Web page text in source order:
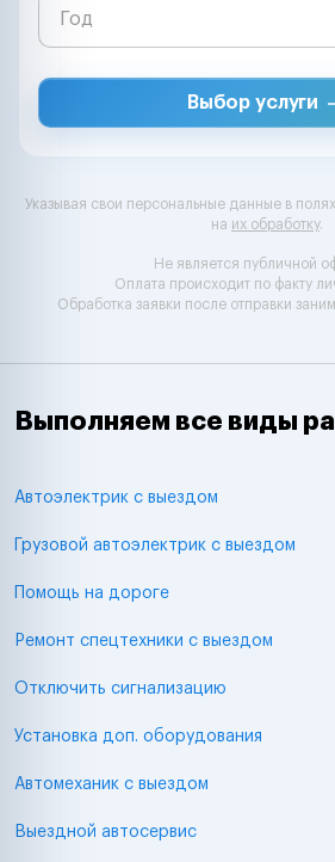
Выбор услуги
Указывая свои персональные данные в
на их обработку.
Не является публичной
Оплата происходит по факту
Обработка заявки после отправки
Выполняем все виды
Автоэлектрик с выездом
Грузовой автоэлектрик с выездом
Помощь на дороге
Ремонт спецтехники с выездом
Отключить сигнализацию
Установка доп. оборудования
Автомеханик с выездом
Выездной автосервис